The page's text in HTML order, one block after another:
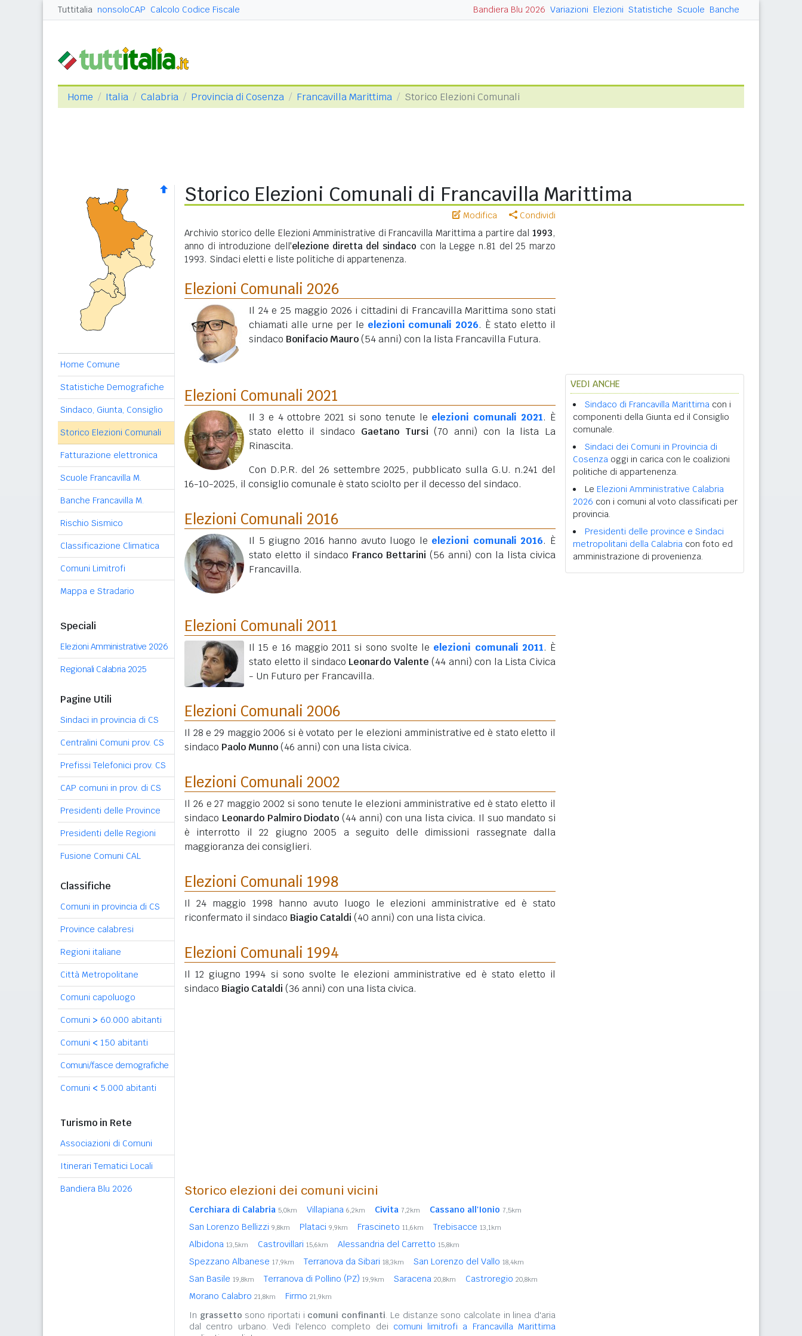
Tuttitalia nonsoloCAP Calcolo Codice Fiscale Bandiera Blu 2026 Variazioni Elezioni Statistiche Scuole Banche
Home Italia Calabria Provincia di Cosenza Francavilla Marittima Storico Elezioni Comunali
Home Comune
Statistiche Demografiche
Sindaco, Giunta, Consiglio
Storico Elezioni Comunali
Fatturazione elettronica
Scuole Francavilla M.
Banche Francavilla M.
Rischio Sismico
Classificazione Climatica
Comuni Limitrofi
Mappa e Stradario
Speciali
Elezioni Amministrative 2026
Regionali Calabria 2025
Pagine Utili
Sindaci in provincia di CS
Centralini Comuni prov. CS
Prefissi Telefonici prov. CS
CAP comuni in prov. di CS
Presidenti delle Province
Presidenti delle Regioni
Fusione Comuni CAL
Classifiche
Comuni in provincia di CS
Province calabresi
Regioni italiane
Città Metropolitane
Comuni capoluogo
Comuni > 60.000 abitanti
Comuni < 150 abitanti
Comuni/fasce demografiche
Comuni < 5.000 abitanti
Turismo in Rete
Associazioni di Comuni
Itinerari Tematici Locali
Bandiera Blu 2026
Storico Elezioni Comunali di Francavilla Marittima
Modifica Condividi
Archivio storico delle Elezioni Amministrative di Francavilla Marittima a partire dal 1993,
anno di introduzione dell'elezione diretta del sindaco con la Legge n.81 del 25 marzo
1993. Sindaci eletti e liste politiche di appartenenza.
Elezioni Comunali 2026
Il 24 e 25 maggio 2026 i cittadini di Francavilla Marittima sono stati
chiamati alle urne per le elezioni comunali 2026. È stato eletto il
sindaco Bonifacio Mauro(54 anni) con la lista Francavilla Futura.
Elezioni Comunali 2021
Il 3 e 4 ottobre 2021 si sono tenute le elezioni comunali 2021. È
stato eletto il sindaco Gaetano Tursi (70 anni) con la lista La
Rinascita.
Con D.P.R. del 26 settembre 2025, pubblicato sulla G.U. n.241 del
16-10-2025, il consiglio comunale è stato sciolto per il decesso del sindaco.
Elezioni Comunali 2016
Il 5 giugno 2016 hanno avuto luogo le elezioni comunali 2016. È
stato eletto il sindaco Franco Bettarini (56 anni) con la lista civica
Francavilla.
Elezioni Comunali 2011
Il 15 e 16 maggio 2011 si sono svolte le elezioni comunali 2011. È
stato eletto il sindaco Leonardo Valente (44 anni) con la Lista Civica
- Un Futuro per Francavilla.
Elezioni Comunali 2006
Il 28 e 29 maggio 2006 si è votato per le elezioni amministrative ed è stato eletto il
sindaco Paolo Munno(46 anni) con una lista civica.
Elezioni Comunali 2002
Il 26 e 27 maggio 2002 si sono tenute le elezioni amministrative ed è stato eletto il
sindaco Leonardo Palmiro Diodato (44 anni) con una lista civica. Il suo mandato si
è interrotto il 22 giugno 2005 a seguito delle dimissioni rassegnate dalla
maggioranza dei consiglieri.
Elezioni Comunali 1998
Il 24 maggio 1998 hanno avuto luogo le elezioni amministrative ed è stato
riconfermato il sindaco Biagio Cataldi (40 anni) con una lista civica.
Elezioni Comunali 1994
Il 12 giugno 1994 si sono svolte le elezioni amministrative ed è stato eletto il
sindaco Biagio Cataldi (36 anni) con una lista civica.
Storico elezioni dei comuni vicini
Cerchiara di Calabria 5,0km Villapiana 6,2km Civita 7,2km Cassano all'Ionio 7,5km
San Lorenzo Bellizzi 9,8km Plataci 9,9km Frascineto 11,6km Trebisacce 13,1km
Albidona 13,5km Castrovillari 15,6km Alessandria del Carretto 15,8km
Spezzano Albanese 17,9km Terranova da Sibari 18,3km San Lorenzo del Vallo 18,4km
San Basile 19,8km Terranova di Pollino (PZ) 19,9km Saracena 20,8km Castroregio 20,8km
Morano Calabro 21,8km Firmo 21,9km
In grassetto sono riportati i comuni confinanti. Le distanze sono calcolate in linea d'aria
dal centro urbano. Vedi l'elenco completo dei comuni limitrofi a Francavilla Marittima
VEDI ANCHE
Sindaco di Francavilla Marittima con i
componenti della Giunta ed il Consiglio
comunale.
Sindaci dei Comuni in Provincia di
Cosenza oggi in carica con le coalizioni
politiche di appartenenza.
Le Elezioni Amministrative Calabria
2026 con i comuni al voto classificati per
provincia.
Presidenti delle province e Sindaci
metropolitani della Calabria con foto ed
amministrazione di provenienza.